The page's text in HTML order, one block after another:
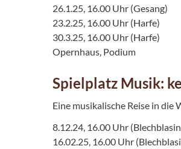
26.1.25, 16.00 Uhr (Gesang)
23.2.25, 16.00 Uhr (Harfe)
30.3.25, 16.00 Uhr (Harfe)
Opernhaus, Podium
Spielplatz Musik:
Eine musikalische Reise in
8.12.24, 16.00 Uhr
16.02.25, 16.00 Uhr